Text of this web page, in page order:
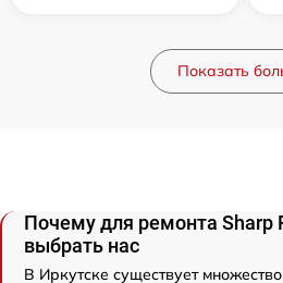
Показать
Почему для ремонта Sharp
выбрать нас
В Иркутске существует